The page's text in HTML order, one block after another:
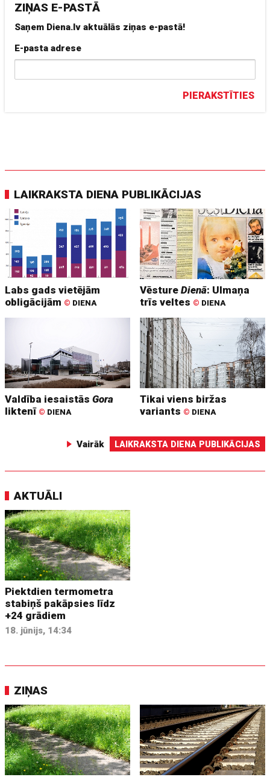
ZIŅAS E-PASTĀ
Saņem Diena.lv aktuālās ziņas e-pastā!
E-pasta adrese
PIERAKSTĪTIES
LAIKRAKSTA DIENA PUBLIKĀCIJAS
Labs gads vietējām
obligācijām © DIENA
VēstureDienā: Ulmaņa
trīs veltes © DIENA
Valdība iesaistāsGora
liktenī © DIENA
Tikai viens biržas
variants © DIENA
Vairāk LAIKRAKSTA DIENA PUBLIKĀCIJAS
AKTUĀLI
Piektdien termometra
stabiņš pakāpsies līdz
+24 grādiem
18. jūnijs, 14:34
ZIŅAS